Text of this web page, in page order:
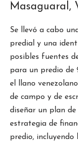
Masaguaral,
Se llevó a cabo
predial y una
posibles fuentes
para un predio de
el llano
de campo y de
diseñar un plan
estrategia de
predio, incluyendo